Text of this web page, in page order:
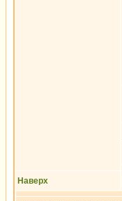
Наверх